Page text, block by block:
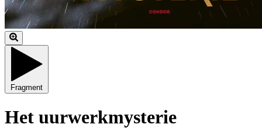
Fragment
Het uurwerkmysterie